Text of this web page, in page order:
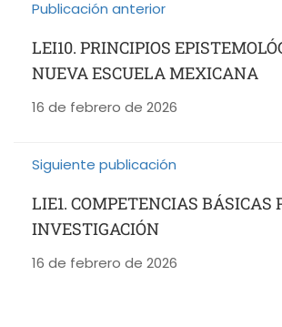
Publicación anterior
LEI10. PRINCIPIOS
NUEVA ESCUELA MEXICANA
16 de febrero de 2026
Siguiente publicación
LIE1. COMPETENCIAS BÁSICAS
INVESTIGACIÓN
16 de febrero de 2026